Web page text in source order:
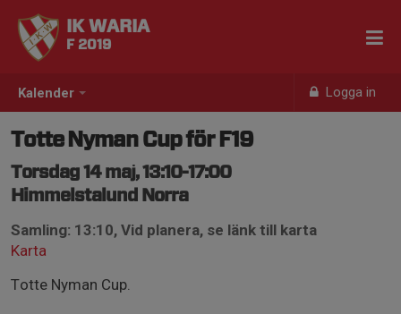
Kalender Logga in
IK WARIA
F 2019
Totte Nyman Cup för F19
Torsdag 14 maj, 13:10-17:00
Himmelstalund Norra
Samling: 13:10, Vid planera, se länk till karta
Karta
Totte Nyman Cup.